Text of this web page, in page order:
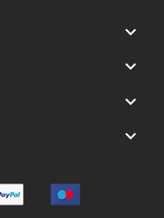



